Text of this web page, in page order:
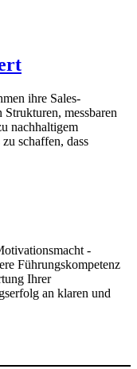
ihre Sales-
messbaren
nachhaltigem
schaffen, dass
-
Führungskompetenz
Ihrer
an klaren und